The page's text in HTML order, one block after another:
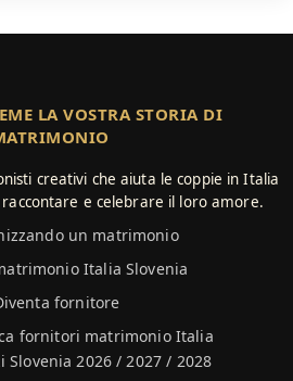
LA VOSTRA STORIA DI
creativi che aiuta le coppie in Italia
e celebrare il loro amore.
un matrimonio
Italia Slovenia
fornitore
fornitori matrimonio Italia
Slovenia 2026 / 2027 / 2028